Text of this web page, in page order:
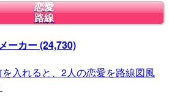
恋愛
路線
ーカー(24,730)
入れると、2人の恋愛を路線図風